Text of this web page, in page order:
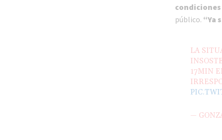
condiciones
público. “Ya
LA
17MIN
—